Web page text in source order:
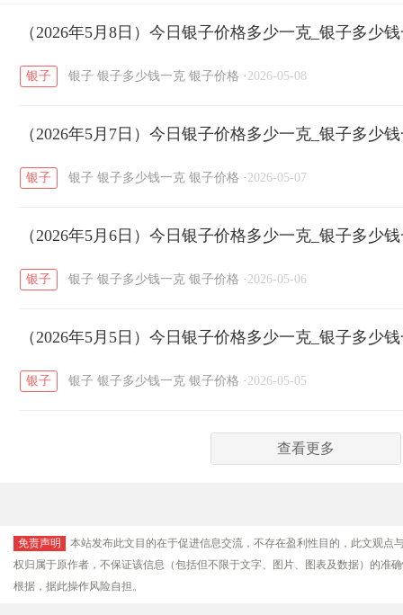
开国纪念币 大清银币 / 长城币 / 老
菜百 周生生 周大生
六福 / 金至尊 / 潮宏基 / 亚一金店
（2026年5月8日）今日银子价格多少一克_银子多少
银子 银子 银子多少钱一克 银子价格 · 2026-05-08
（2026年5月7日）今日银子价格多少一克_银子多少
银子 银子 银子多少钱一克 银子价格 · 2026-05-07
（2026年5月6日）今日银子价格多少一克_银子多少
银子 银子 银子多少钱一克 银子价格 · 2026-05-06
（2026年5月5日）今日银子价格多少一克_银子多少
银子 银子 银子多少钱一克 银子价格 · 2026-05-05
查看更多
免责声明
本站发布此文目的在于促进信息交流，不存在盈利性目的，此文观
权归属于原作者，不保证该信息（包括但不限于文字、图片、图表及数据）的准
根据，据此操作风险自担。